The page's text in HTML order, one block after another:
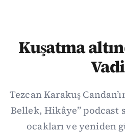
Kuşatma
Tezcan Karakuş
Bellek, Hikâye” podcast
ocakları ve yeniden